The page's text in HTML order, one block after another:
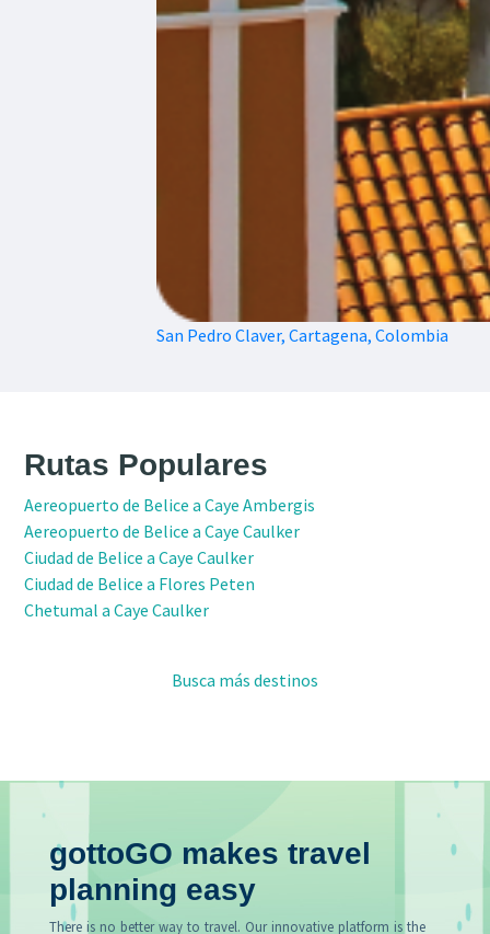
San Pedro Claver, Cartagena, Colombia
Rutas Populares
Aereopuerto de Belice a Caye Ambergis
Aereopuerto de Belice a Caye Caulker
Ciudad de Belice a Caye Caulker
Ciudad de Belice a Flores Peten
Chetumal a Caye Caulker
Busca más destinos
gottoGO makes travel
planning easy
There is no better way to travel. Our innovative platform is the